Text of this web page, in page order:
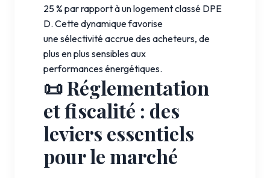
25 % par rapport à un logement classé DPE
D. Cette dynamique favorise
une sélectivité accrue des acheteurs, de
plus en plus sensibles aux
performances énergétiques.
📜 Réglementation
et fiscalité : des
leviers essentiels
pour le marché